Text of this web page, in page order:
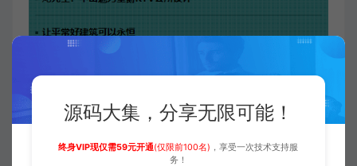
源码大集，分享无限可能！
终身VIP现仅需59元开通(仅限前100名) ，享受一次技术支持服
务！